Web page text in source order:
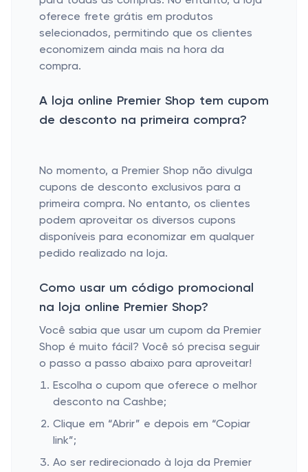
oferece frete grátis em produtos
selecionados, permitindo que os clientes
economizem ainda mais na hora da
compra.
A loja online Premier Shop tem cupom
de desconto na primeira compra?
No momento, a Premier Shop não divulga
cupons de desconto exclusivos para a
primeira compra. No entanto, os clientes
podem aproveitar os diversos cupons
disponíveis para economizar em qualquer
pedido realizado na loja.
Como usar um código promocional
na loja online Premier Shop?
Você sabia que usar um cupom da Premier
Shop é muito fácil? Você só precisa seguir
o passo a passo abaixo para aproveitar!
Escolha o cupom que oferece o melhor
desconto na Cashbe;
Clique em “Abrir” e depois em “Copiar
link”;
Ao ser redirecionado à loja da Premier